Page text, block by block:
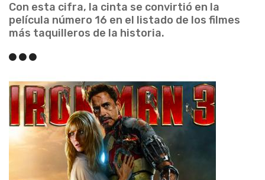
Con esta cifra, la cinta se convirtió en la
película número 16 en el listado de los filmes
más taquilleros de la historia.